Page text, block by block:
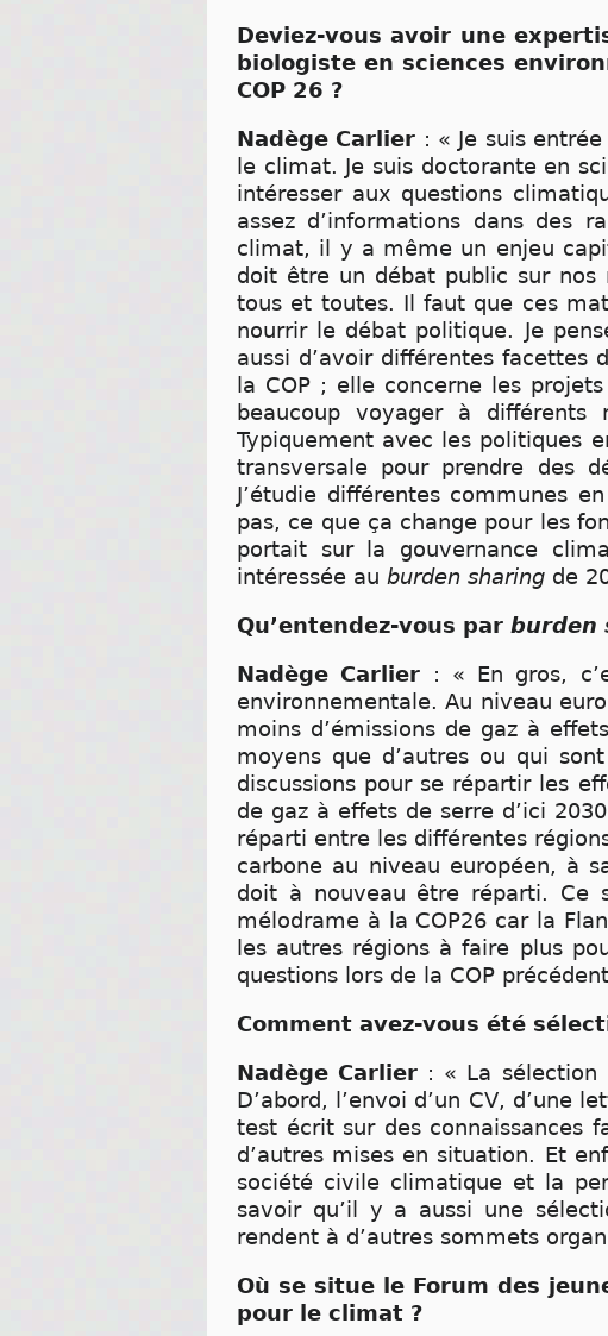
Deviez-vous avoir une
biologiste en sciences
COP 26 ?
Nadège Carlier : « Je suis
le climat. Je suis doctorante en
intéresser aux questions
assez d’informations dans des
climat, il y a même un enjeu
doit être un débat public sur nos
tous et toutes. Il faut que ces
nourrir le débat politique. Je
aussi d’avoir différentes facettes
la COP ; elle concerne les
beaucoup voyager à
Typiquement avec les politiques
transversale pour prendre des
J’étudie différentes communes
pas, ce que ça change pour les
portait sur la gouvernance
intéressée au burden sharing de
Qu’entendez-vous par burden
Nadège Carlier
: « En gros,
environnementale. Au niveau
moins d’émissions de gaz à
moyens que d’autres ou qui
discussions pour se répartir les
de gaz à effets de serre d’ici
réparti entre les différentes
carbone au niveau européen, à
doit à nouveau être réparti. Ce
mélodrame à la COP26 car la
les autres régions à faire plus
questions lors de la COP
Comment avez-vous été
Nadège Carlier : « La sélection
D’abord, l’envoi d’un CV, d’une
test écrit sur des connaissances
d’autres mises en situation. Et
société civile climatique et la
savoir qu’il y a aussi une
rendent à d’autres sommets
Où se situe le Forum des
pour le climat ?